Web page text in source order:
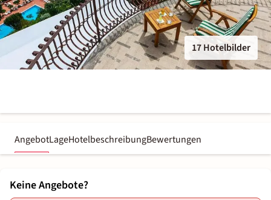
17 Hotelbilder
AngebotLageHotelbeschreibungBewertungen
Keine Angebote?